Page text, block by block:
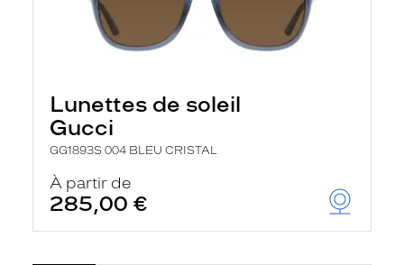
Lunettes de soleil
Gucci
GG1893S 004 BLEU CRISTAL
À partir de
285,00 €